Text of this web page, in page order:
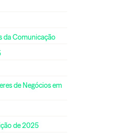
da Comunicação
de Negócios em
de 2025